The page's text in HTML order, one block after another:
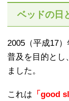
ベッドの日
2005（平成17
普及を目的とし
ました。
これは 「good